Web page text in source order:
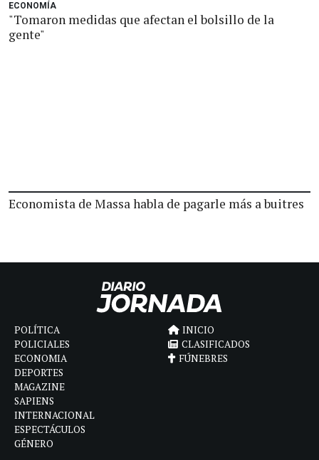
ECONOMÍA
"Tomaron medidas que afectan el bolsillo de la
gente"
Economista de Massa habla de pagarle más a buitres
POLÍTICA
POLICIALES
ECONOMIA
DEPORTES
MAGAZINE
SAPIENS
INTERNACIONAL
ESPECTÁCULOS
GÉNERO
INICIO
CLASIFICADOS
FÚNEBRES